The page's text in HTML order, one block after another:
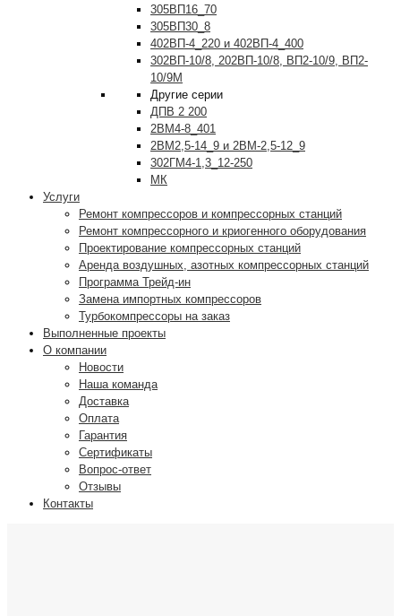
305ВП16_70
305ВП30_8
402ВП-4_220 и 402ВП-4_400
302ВП-10/8, 202ВП-10/8, ВП2-10/9, ВП2-
10/9М
Другие серии
ДПВ 2 200
2ВМ4-8_401
2ВМ2,5-14_9 и 2ВМ-2,5-12_9
302ГМ4-1,3_12-250
МК
Услуги
Ремонт компрессоров и компрессорных станций
Ремонт компрессорного и криогенного оборудования
Проектирование компрессорных станций
Аренда воздушных, азотных компрессорных станций
Программа Трейд-ин
Замена импортных компрессоров
Турбокомпрессоры на заказ
Выполненные проекты
О компании
Новости
Наша команда
Доставка
Оплата
Гарантия
Сертификаты
Вопрос-ответ
Отзывы
Контакты